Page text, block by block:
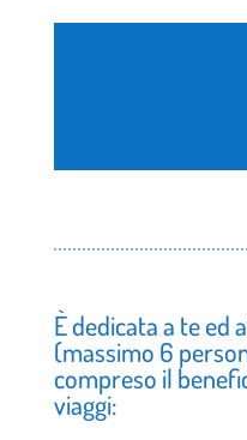
È dedicata a te ed
(massimo 6
compreso il
viaggi: